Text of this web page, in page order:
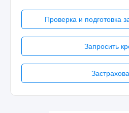
Проверка и подготовка
Запросить